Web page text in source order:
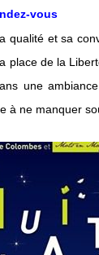
vous
qualité et sa
place de la
une
à ne manquer